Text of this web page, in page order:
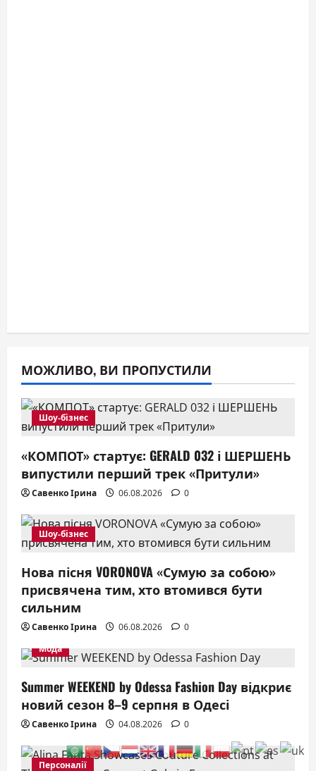
МОЖЛИВО, ВИ ПРОПУСТИЛИ
Шоу-бізнес
«КОМПОТ» стартує: GERALD 032 і ШЕРШЕНЬ
випустили перший трек «Притули»
Савенко Ірина 06.08.2026 0
Шоу-бізнес
Нова пісня VORONOVA «Сумую за собою»
присвячена тим, хто втомився бути
сильним
Савенко Ірина 06.08.2026
0
Мода
Summer WEEKEND by Odessa Fashion Day відкриє
новий сезон 8–9 серпня в Одесі
Савенко Ірина 04.08.2026 0
Персоналії